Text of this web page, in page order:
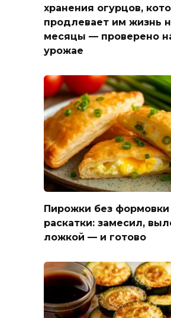
хранения огурцов,
продлевает им жизнь
месяцы — проверено
урожае
Пирожки без формовки
раскатки: замесил,
ложкой — и готово